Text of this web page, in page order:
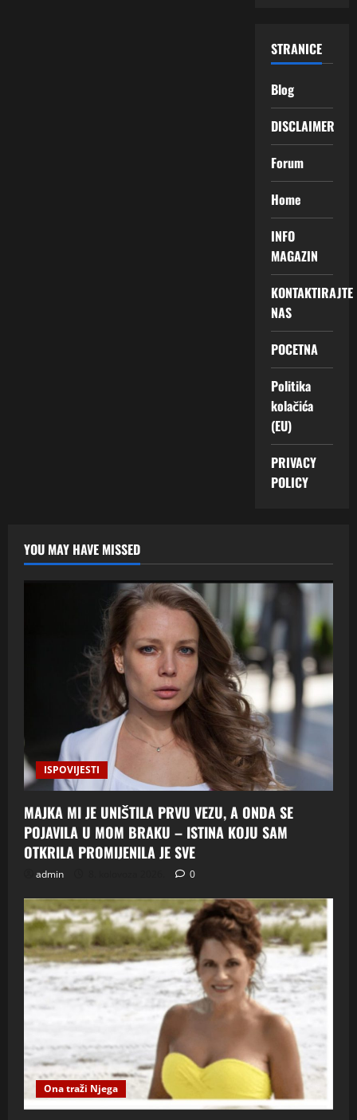
STRANICE
Blog
DISCLAIMER
Forum
Home
INFO
MAGAZIN
KONTAKTIRAJTE
NAS
POCETNA
Politika
kolačića
(EU)
PRIVACY
POLICY
YOU MAY HAVE MISSED
ISPOVIJESTI
MAJKA MI JE UNIŠTILA PRVU VEZU, A ONDA SE
POJAVILA U MOM BRAKU – ISTINA KOJU SAM
OTKRILA PROMIJENILA JE SVE
admin 0
Ona traži Njega